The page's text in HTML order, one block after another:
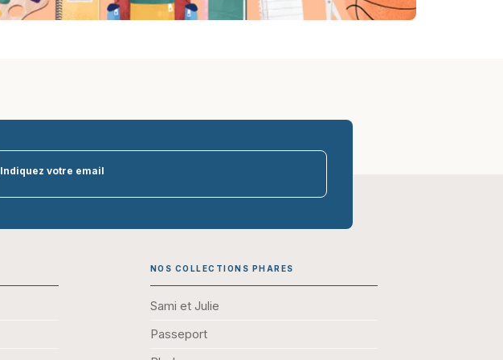
Indiquez votre email
NOS COLLECTIONS PHARES
Sami et Julie
Passeport